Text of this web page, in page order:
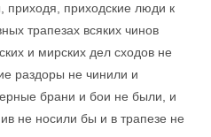
приходя, приходские люди к
трапезах всяких чинов
и мирских дел сходов не
раздоры не чинили и
брани и бои не были, и
не носили бы и в трапезе не